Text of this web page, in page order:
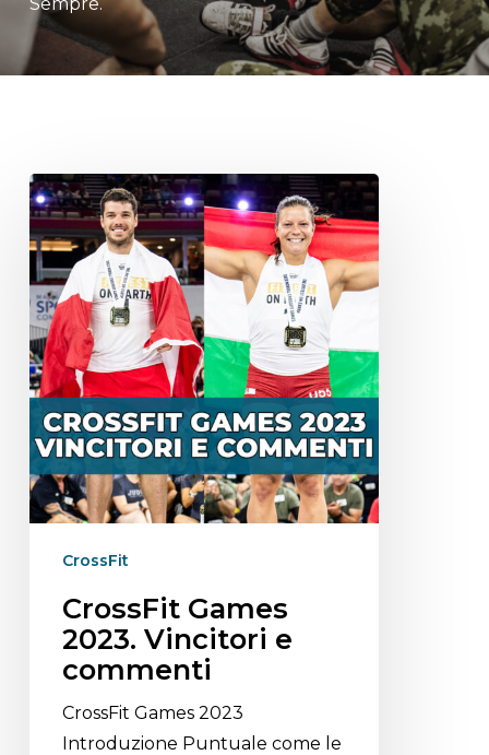
CrossFit
CrossFit Games
2023. Vincitori e
commenti
CrossFit Games 2023
Introduzione Puntuale come le